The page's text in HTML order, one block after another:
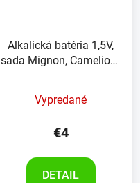
Alkalická batéria 1,5V,
sada Mignon, Camelion ,
Vypredané
€4
DETAIL